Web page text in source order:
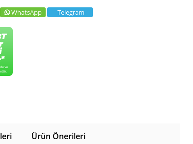
WhatsApp Telegram
Ürün Önerileri